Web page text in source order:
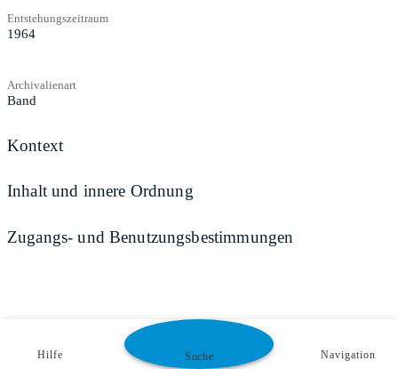
Entstehungszeitraum
1964
Archivalienart
Band
Kontext
Inhalt und innere Ordnung
Zugangs- und Benutzungsbestimmungen
Hilfe Suche Navigation